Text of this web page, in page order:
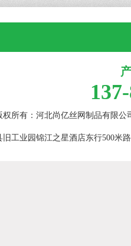
权所有：河北尚亿丝网制品有限
旧工业园锦江之星酒店东行500